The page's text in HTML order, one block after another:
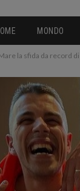
MONDO
la sfida da record